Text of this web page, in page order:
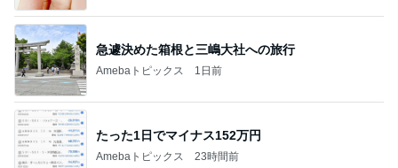
急遽決めた箱根と三嶋大社への旅行
Amebaトピックス 1日前
たった1日でマイナス152万円
Amebaトピックス 23時間前